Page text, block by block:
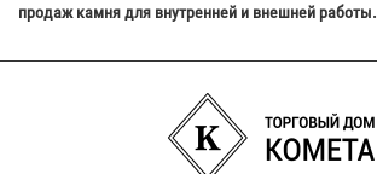
продаж камня для внутренней и внешней работы.